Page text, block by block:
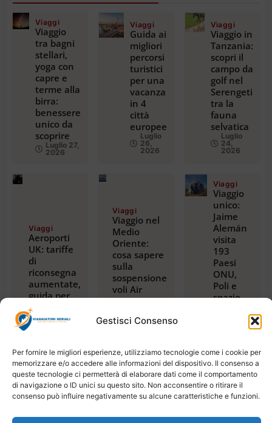
Gestisci Consenso
Per fornire le migliori esperienze, utilizziamo tecnologie come i cookie per
memorizzare e/o accedere alle informazioni del dispositivo. Il consenso a
queste tecnologie ci permetterà di elaborare dati come il comportamento
di navigazione o ID unici su questo sito. Non acconsentire o ritirare il
consenso può influire negativamente su alcune caratteristiche e funzioni.
Viaggi
Viaggio
tra bagni
stellari,
yoga con
capre e
terme alla
birra:
benessere
unico da
scoprire
Luglio 27,
2026
Viaggi
Guida ai
migliori
percorsi
turistici
per una
vacanza
in 4
città
europee
Luglio
26,
2026
Viaggi
Viaggio in
Tanzania:
scopri il
campo da
golf nel
Serengeti
tra la
fauna
selvatica
Luglio
24,
2026
Viaggi
Aeroporti
UK: tariffe
di
riconsegna
aumentate,
guida per
viaggiatori
2024
Viaggi
Viaggio nel
Medio
Oriente:
cosa sapere
sulla
sospensione
voli Air
France per
Dubai e
2026
Viaggi
Viaggio
unico:
Jaime
Alemán
visita
193
Paesi
ONU,
Poli e
spazio,
Tanzania
Luglio
21,
2026